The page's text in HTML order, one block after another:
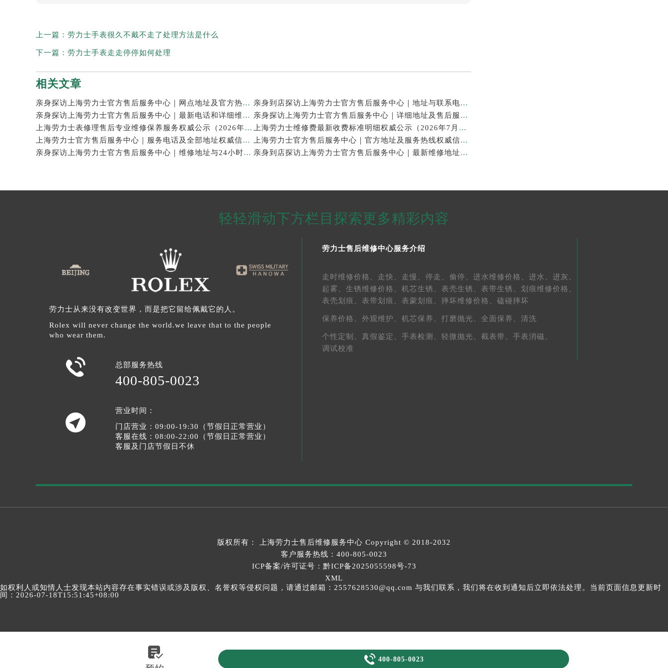
上一篇： 劳力士手表很久不戴不走了处理方法是什么
下一篇： 劳力士手表走走停停如何处理
相关文章
亲身探访上海劳力士官方售后服务中心｜网点地址及官方热线（2026年7月最新）
亲身到店探访上海劳力士官方售后服务中心｜地址与联系电话（2026年7月最新）
亲身探访上海劳力士官方售后服务中心｜最新电话和详细维修地址（2026年7月最新）
亲身探访上海劳力士官方售后服务中心｜详细地址及售后服务电话（2026年7月最新）
上海劳力士表修理售后专业维修保养服务权威公示（2026年7月最新）
上海劳力士维修费最新收费标准明细权威公示（2026年7月最新）
上海劳力士官方售后服务中心｜服务电话及全部地址权威信息公示（2026年7月最新）
上海劳力士官方售后服务中心｜官方地址及服务热线权威信息公示（2026年7月最新）
亲身探访上海劳力士官方售后服务中心｜维修地址与24小时服务电话（2026年7月最新）
亲身到店探访上海劳力士官方售后服务中心｜最新维修地址与官方电话（2026年7月最新）
轻轻滑动下方栏目探索更多精彩内容
劳力士从来没有改变世界，而是把它留给佩戴它的人。
Rolex will never change the world.we leave that to the people
who wear them.
 总部服务热线
400-805-0023

营业时间：
门店营业：09:00-19:30（节假日正常营业）
客服在线：08:00-22:00（节假日正常营业）
客服及门店节假日不休
劳力士售后维修中心服务介绍
走时维修价格、 走快、 走慢、 停走、 偷停、 进水维修价格、 进水、 进灰、
起雾、 生锈维修价格、 机芯生锈、 表壳生锈、 表带生锈、 划痕维修价格、
表壳划痕、 表带划痕、 表蒙划痕、 摔坏维修价格、 磕碰摔坏
保养价格、 外观维护、 机芯保养、 打磨抛光、 全面保养、 清洗
个性定制、 真假鉴定、 手表检测、 轻微抛光、 截表带、 手表消磁、
调试校准
版权所有： 上海劳力士售后维修服务中心 Copyright © 2018-2032
客户服务热线： 400-805-0023
ICP备案/许可证号：黔ICP备2025055598号-73
XML
如权利人或知情人士发现本站内容存在事实错误或涉及版权、名誉权等侵权问题，请通过邮箱：2557628530@qq.com 与我们联系，我们将在收到通知后立即依法处理。当前页面信息更新时
间：2026-07-18T15:51:45+08:00
  400-805-0023